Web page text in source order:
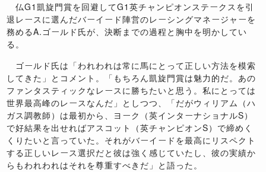
仏G1凱旋門賞を回避してG1英チャンピオンステークスを引
退レースに選んだバーイード陣営のレーシングマネージャーを
務めるA.ゴールド氏が、決断までの過程と胸中を明かしてい
る。
ゴールド氏は「われわれは常に馬にとって正しい方法を模索
してきた」とコメント。「もちろん凱旋門賞は魅力的だ。あの
ファンタスティックなレースに勝ちたいと思う。私にとっては
世界最高峰のレースなんだ」としつつ、「だがウィリアム（ハ
ガス調教師）は最初から、ヨーク（英インターナショナルS）
で好結果を出せればアスコット（英チャンピオンS）で締めく
くりたいと言っていた。それがバーイードを最高にリスペクト
する正しいレース選択だと彼は強く感じていたし、彼の実績か
らもわれわれはそれを尊重すべきだ」と語った。